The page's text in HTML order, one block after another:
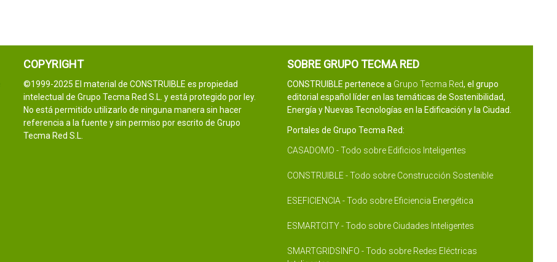
COPYRIGHT
©1999-2025 El material de CONSTRUIBLE es propiedad
intelectual de Grupo Tecma Red S.L. y está protegido por ley.
No está permitido utilizarlo de ninguna manera sin hacer
referencia a la fuente y sin permiso por escrito de Grupo
Tecma Red S.L.
SOBRE GRUPO TECMA RED
CONSTRUIBLE pertenece a Grupo Tecma Red, el grupo
editorial español líder en las temáticas de Sostenibilidad,
Energía y Nuevas Tecnologías en la Edificación y la Ciudad.
Portales de Grupo Tecma Red:
CASADOMO - Todo sobre Edificios Inteligentes
CONSTRUIBLE - Todo sobre Construcción Sostenible
ESEFICIENCIA - Todo sobre Eficiencia Energética
ESMARTCITY - Todo sobre Ciudades Inteligentes
SMARTGRIDSINFO - Todo sobre Redes Eléctricas